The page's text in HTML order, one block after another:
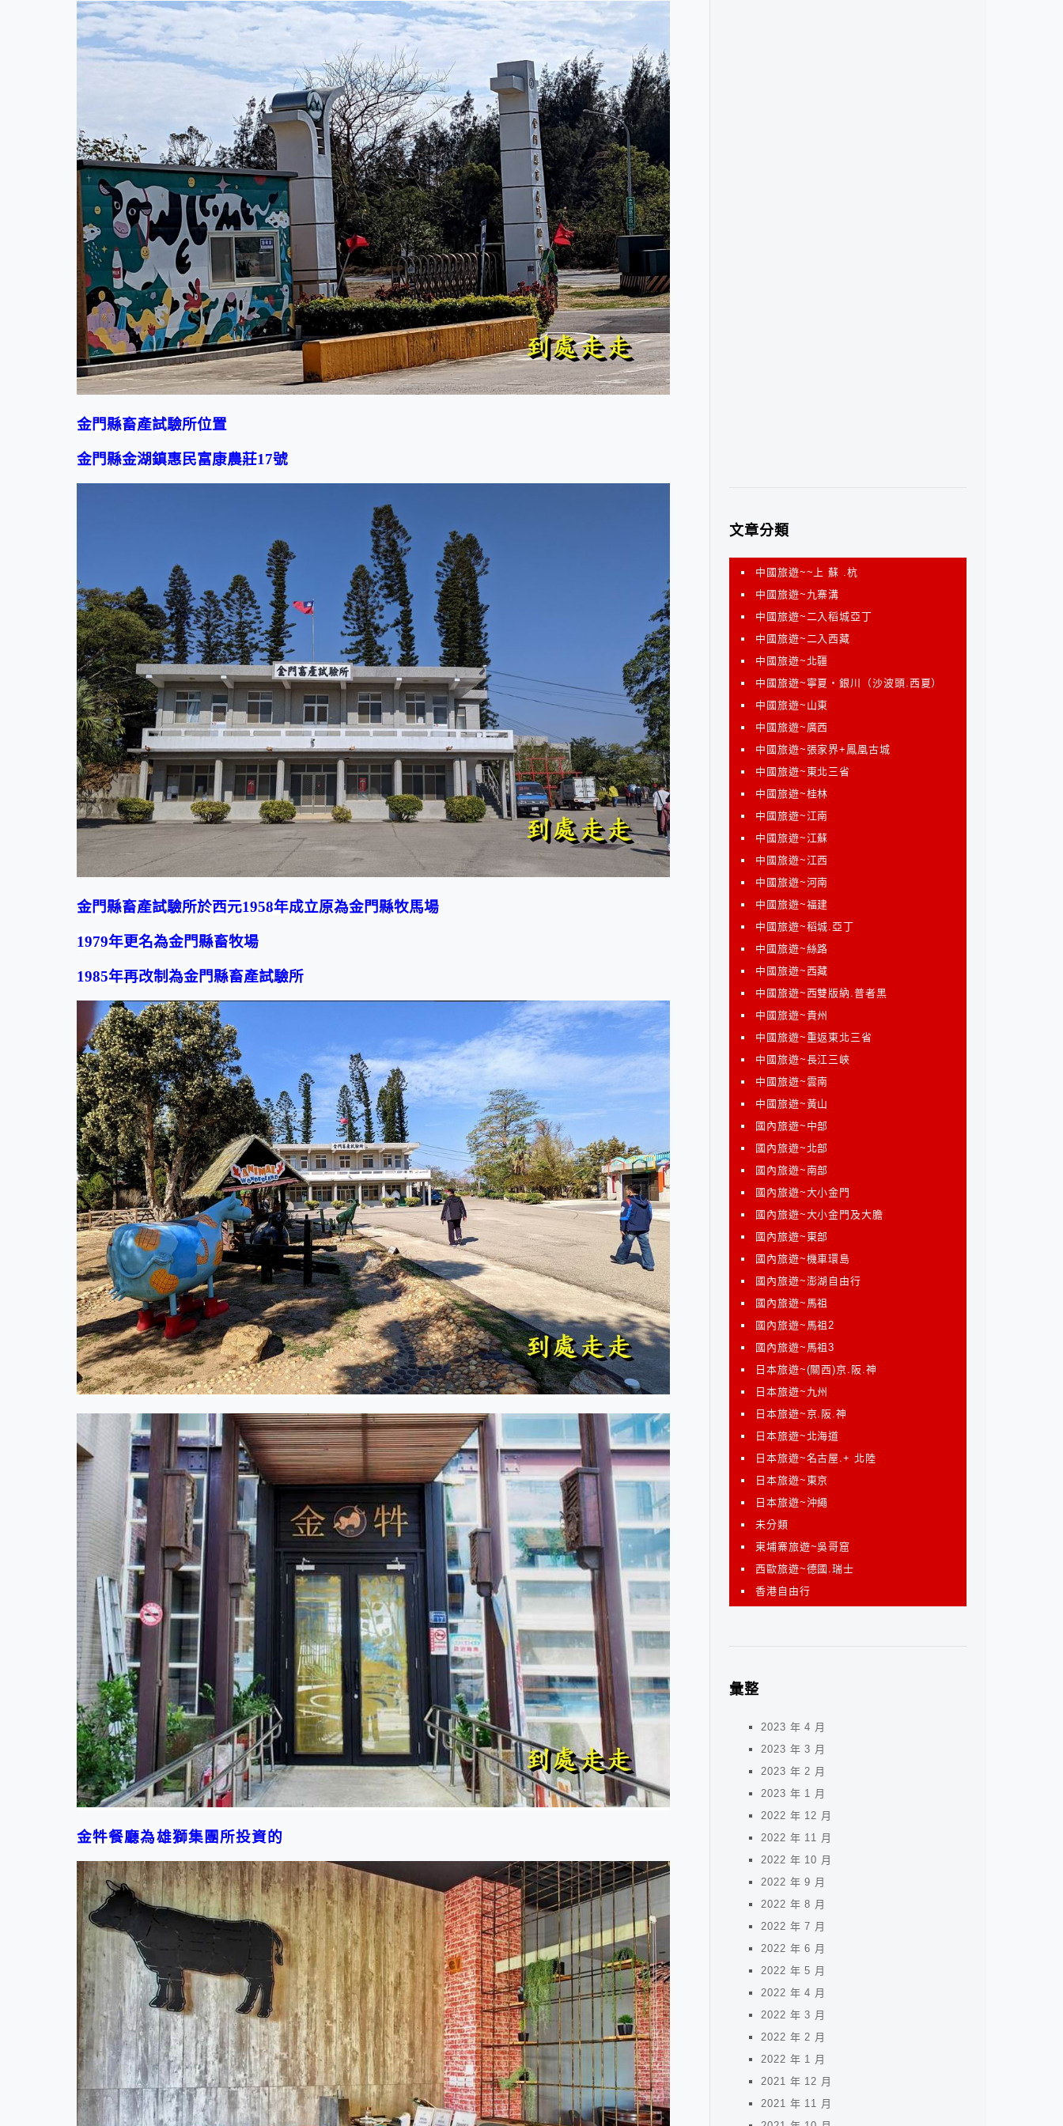
金門縣畜產試驗所位置
金門縣金湖鎮惠民富康農莊17號
金門縣畜產試驗所於西元1958年成立原為金門縣牧馬場
1979年更名為金門縣畜牧場
1985年再改制為金門縣畜產試驗所
金牪餐廳為雄獅集團所投資的
文章分類
中國旅遊~~上 蘇 .杭
中國旅遊~九寨溝
中國旅遊~二入稻城亞丁
中國旅遊~二入西藏
中國旅遊~北疆
中國旅遊~寧夏‧銀川（沙波頭.西夏）
中國旅遊~山東
中國旅遊~廣西
中國旅遊~張家界+鳳凰古城
中國旅遊~東北三省
中國旅遊~桂林
中國旅遊~江南
中國旅遊~江蘇
中國旅遊~江西
中國旅遊~河南
中國旅遊~福建
中國旅遊~稻城.亞丁
中國旅遊~絲路
中國旅遊~西藏
中國旅遊~西雙版納.普者黑
中國旅遊~貴州
中國旅遊~重返東北三省
中國旅遊~長江三峽
中國旅遊~雲南
中國旅遊~黃山
國內旅遊~中部
國內旅遊~北部
國內旅遊~南部
國內旅遊~大小金門
國內旅遊~大小金門及大膽
國內旅遊~東部
國內旅遊~機車環島
國內旅遊~澎湖自由行
國內旅遊~馬祖
國內旅遊~馬祖2
國內旅遊~馬祖3
日本旅遊~(關西)京.阪.神
日本旅遊~九州
日本旅遊~京.阪.神
日本旅遊~北海道
日本旅遊~名古屋.+ 北陸
日本旅遊~東京
日本旅遊~沖繩
未分類
柬埔寨旅遊~吳哥窟
西歐旅遊~德國.瑞士
香港自由行
彙整
2023 年 4 月
2023 年 3 月
2023 年 2 月
2023 年 1 月
2022 年 12 月
2022 年 11 月
2022 年 10 月
2022 年 9 月
2022 年 8 月
2022 年 7 月
2022 年 6 月
2022 年 5 月
2022 年 4 月
2022 年 3 月
2022 年 2 月
2022 年 1 月
2021 年 12 月
2021 年 11 月